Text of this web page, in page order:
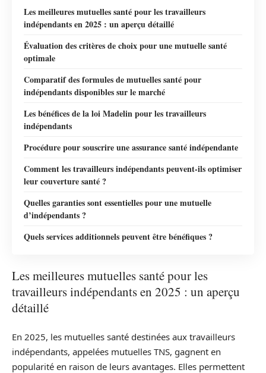
Les meilleures mutuelles santé pour les travailleurs
indépendants en 2025 : un aperçu détaillé
Évaluation des critères de choix pour une mutuelle santé
optimale
Comparatif des formules de mutuelles santé pour
indépendants disponibles sur le marché
Les bénéfices de la loi Madelin pour les travailleurs
indépendants
Procédure pour souscrire une assurance santé indépendante
Comment les travailleurs indépendants peuvent-ils optimiser
leur couverture santé ?
Quelles garanties sont essentielles pour une mutuelle
d’indépendants ?
Quels services additionnels peuvent être bénéfiques ?
Les meilleures mutuelles santé pour les
travailleurs indépendants en 2025 : un aperçu
détaillé
En 2025, les mutuelles santé destinées aux travailleurs
indépendants, appelées mutuelles TNS, gagnent en
popularité en raison de leurs avantages. Elles permettent